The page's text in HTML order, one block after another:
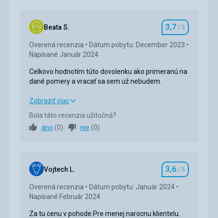
Beata S. Hodnotenie
3,7 / 5
Overená recenzia
Dátum pobytu: December 2023
Napísané Január 2024
Celkovo hodnotím túto dovolenku ako primeranú na
dané pomery a vracať sa sem už nebudem.
Celkovo hodnotím túto dovolenku ako primeranú na
Strava
Okolie 4,0/ 5
Služby 3,0
Zobraziť viac
Bola táto recenzia užitočná?
áno (0) nie (0)
Vojtech L. Hodnotenie
3,6 / 5
Overená recenzia
Dátum pobytu: Január 2024
Napísané Február 2024
Za tu cenu v pohode.Pre menej narocnu klientelu.